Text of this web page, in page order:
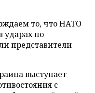
то, что НАТО
ударах по
представители
выступает
с